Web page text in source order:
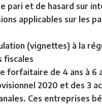
pari et de hasard sur
applicables sur les
(vignettes) à la
fiscales
forfaitaire de 4 ans à 6
2020 et des 3
Ces entreprises